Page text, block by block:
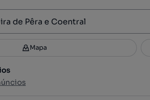
Filtros 2
Mapa